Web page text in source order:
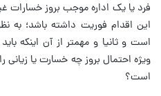
فرد یا یک اداره موجب بروز خسارات
این اقدام فوریت داشته باشد؛ به
است و ثانیا و مهمتر از آن اینکه
ویژه احتمال بروز چه خسارت یا زیانی
است؟